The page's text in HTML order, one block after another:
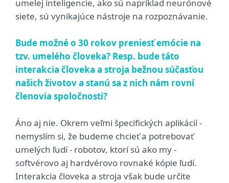
umelej inteligencie, ako sú napríklad neurónové
siete, sú vynikajúce nástroje na rozpoznávanie.
Bude možné o 30 rokov preniesť emócie na
tzv. umelého človeka? Resp. bude táto
interakcia človeka a stroja bežnou súčasťou
našich životov a stanú sa z nich nám rovní
členovia spoločnosti?
Áno aj nie. Okrem veľmi špecifických aplikácií -
nemyslím si, že budeme chcieť a potrebovať
umelých ľudí - robotov, ktorí sú ako my -
softvérovo aj hardvérovo rovnaké kópie ľudí.
Interakcia človeka a stroja však bude určite